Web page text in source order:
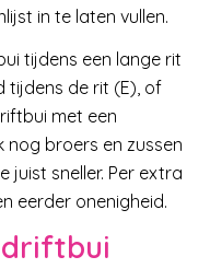
in te laten vullen.
tijdens een lange rit
tijdens de rit (E), of
met een
broers en zussen
juist sneller. Per extra
eerder onenigheid.